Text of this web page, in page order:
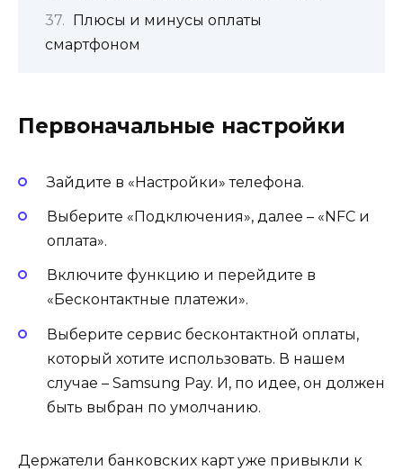
Плюсы и минусы оплаты
смартфоном
Первоначальные настройки
Зайдите в «Настройки» телефона.
Выберите «Подключения», далее – «NFC и
оплата».
Включите функцию и перейдите в
«Бесконтактные платежи».
Выберите сервис бесконтактной оплаты,
который хотите использовать. В нашем
случае – Samsung Pay. И, по идее, он должен
быть выбран по умолчанию.
Держатели банковских карт уже привыкли к